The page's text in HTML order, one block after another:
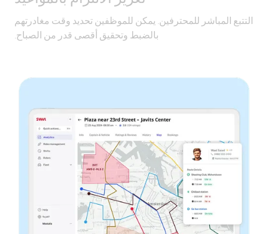
التتبع المباشر للمحترفين. يمكن للموظفين تحديد وقت مغادرتهم
بالضبط وتحقيق أقصى قدر من الصباح.